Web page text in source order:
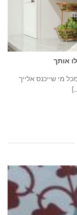
אותך
מי שייכנס אלייך